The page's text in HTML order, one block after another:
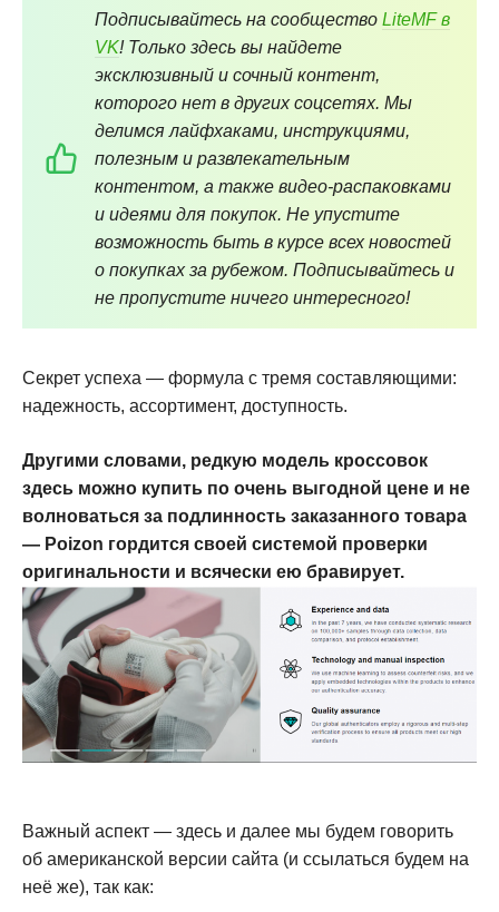
Подписывайтесь на сообщество LiteMF в
VK! Только здесь вы найдете
эксклюзивный и сочный контент,
которого нет в других соцсетях. Мы
делимся лайфхаками, инструкциями,
полезным и развлекательным
контентом, а также видео-распаковками
и идеями для покупок. Не упустите
возможность быть в курсе всех новостей
о покупках за рубежом. Подписывайтесь и
не пропустите ничего интересного!
Секрет успеха — формула с тремя составляющими:
надежность, ассортимент, доступность.
Другими словами, редкую модель кроссовок
здесь можно купить по очень выгодной цене и не
волноваться за подлинность заказанного товара
— Poizon гордится своей системой проверки
оригинальности и всячески ею бравирует.
Важный аспект — здесь и далее мы будем говорить
об американской версии сайта (и ссылаться будем на
неё же), так как: